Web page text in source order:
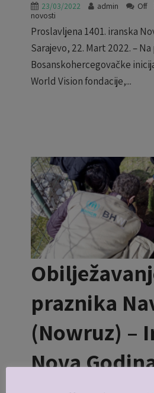
23/03/2022 admin Off
novosti
Proslavljena 1401. iranska
Sarajevo, 22. Mart 2022. –
Bosanskohercegovačke
World Vision fondacije,...
praznika
(Nowruz) –
Nova